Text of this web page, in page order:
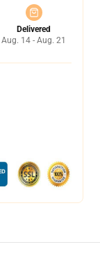
Delivered
Aug. 14 - Aug. 21